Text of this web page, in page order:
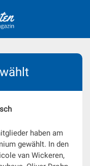
haben am
gewählt. In den
van Wickeren,